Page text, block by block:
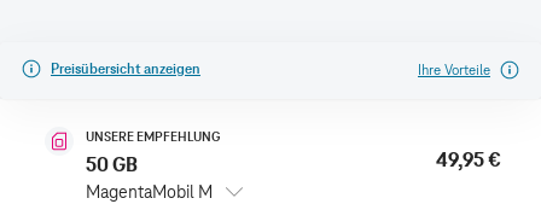
Preisübersicht anzeigen Ihre Vorteile
UNSERE EMPFEHLUNG
50 GB
MagentaMobil M
49,95 €